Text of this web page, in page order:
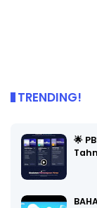
TRENDING!
🌟